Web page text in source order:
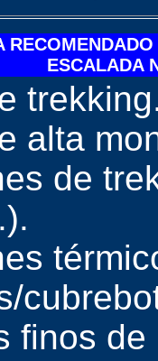
ESCALADA
alta
de
finos